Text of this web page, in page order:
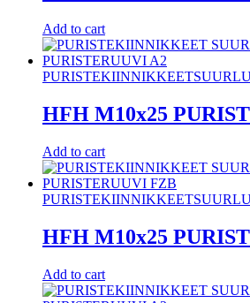
Add to cart
PURISTEKIINNIKKEET
HFH M10x25
Add to cart
PURISTEKIINNIKKEET
HFH M10x25
Add to cart